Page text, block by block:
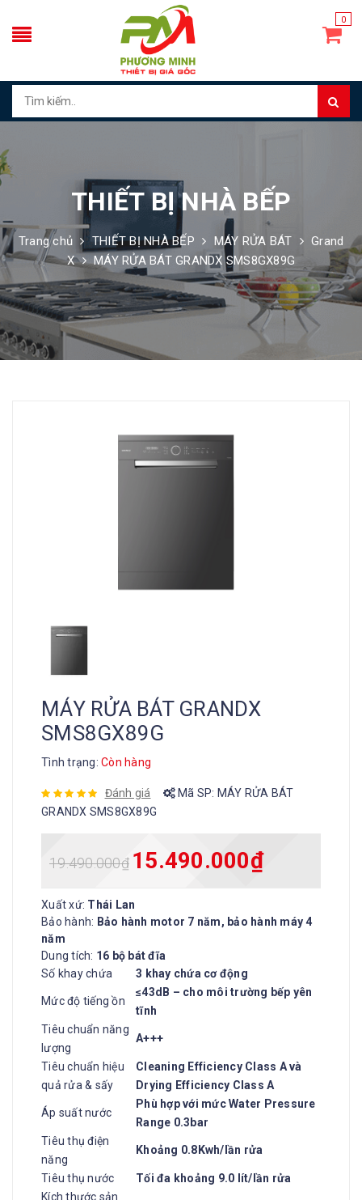
0
THIẾT BỊ NHÀ BẾP
Trang chủ THIẾT BỊ NHÀ BẾP MÁY RỬA BÁT
Grand
X
MÁY RỬA BÁT GRANDX SMS8GX89G
MÁY RỬA BÁT GRANDX
SMS8GX89G
Tình trạng: Còn hàng
Đánh giá Mã SP: MÁY RỬA BÁT
GRANDX SMS8GX89G
19.490.000₫ 15.490.000₫
Xuất xứ: Thái Lan
Bảo hành: Bảo hành motor 7 năm, bảo hành máy 4
năm
Dung tích: 16 bộ bát đĩa
Số khay chứa
3 khay chứa cơ động
Mức độ tiếng ồn
≤43dB – cho môi trường bếp yên
tĩnh
Tiêu chuẩn năng
lượng
A+++
Tiêu chuẩn hiệu
quả rửa & sấy
Cleaning Efficiency Class A và
Drying Efficiency Class A
Áp suất nước
Phù hợp với mức Water Pressure
Range 0.3bar
Tiêu thụ điện
năng
Khoảng 0.8Kwh/lần rửa
Tiêu thụ nước
Tối đa khoảng 9.0 lít/lần rửa
Kích thước sản